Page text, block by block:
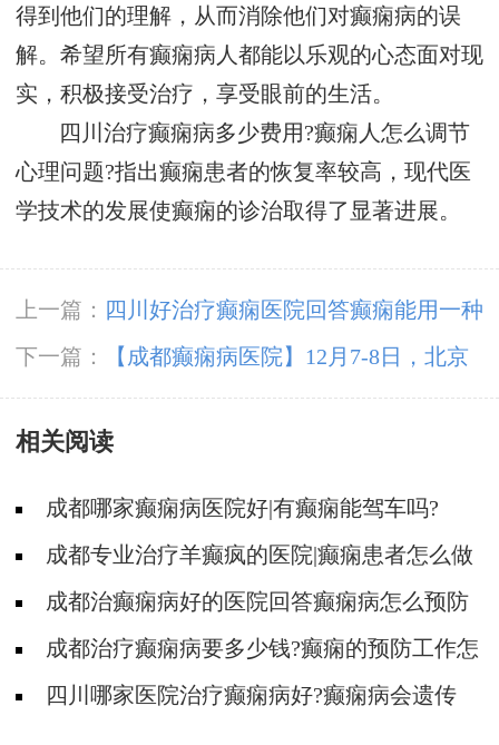
得到他们的理解，从而消除他们对癫痫病的误
解。希望所有癫痫病人都能以乐观的心态面对现
实，积极接受治疗，享受眼前的生活。
四川治疗癫痫病多少费用?癫痫人怎么调节
心理问题?指出癫痫患者的恢复率较高，现代医
学技术的发展使癫痫的诊治取得了显著进展。
上一篇：
四川好治疗癫痫医院回答癫痫能用一种
方法治疗好吗?
下一篇：
【成都癫痫病医院】12月7-8日，北京
三甲知名癫痫专家亲临成都免费会诊，多项援助
补贴限时发放!
相关阅读
成都哪家癫痫病医院好|有癫痫能驾车吗?
成都专业治疗羊癫疯的医院|癫痫患者怎么做
能预防发作?
成都治癫痫病好的医院回答癫痫病怎么预防
有效果?
成都治疗癫痫病要多少钱?癫痫的预防工作怎
么做?四川哪家医院治疗癫痫病好?癫痫病会遗传